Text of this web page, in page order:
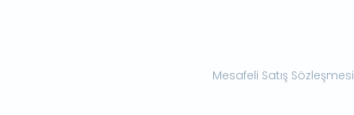
Mesafeli Satış Sözleşmesi